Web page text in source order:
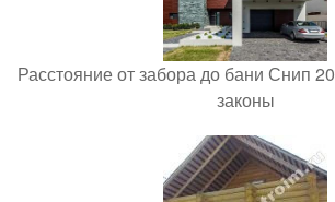
Расстояние от забора до бани Снип
законы